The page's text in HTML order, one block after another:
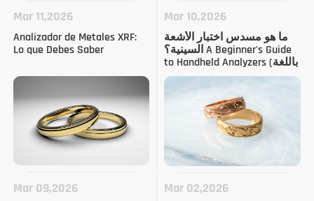
Mar 11,2026
Analizador de Metales XRF:
Lo que Debes Saber
Mar 10,2026
ما هو مسدس اختبار الأشعة
السينية؟ A Beginner's Guide
to Handheld Analyzers (باللغة
الإنجليزية)
Mar 09,2026 Mar 02,2026